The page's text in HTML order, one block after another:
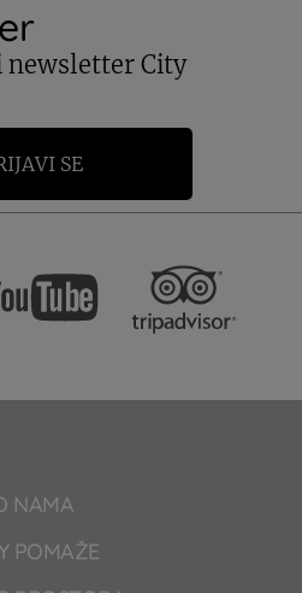
City
SE
NAMA
POMAŽE